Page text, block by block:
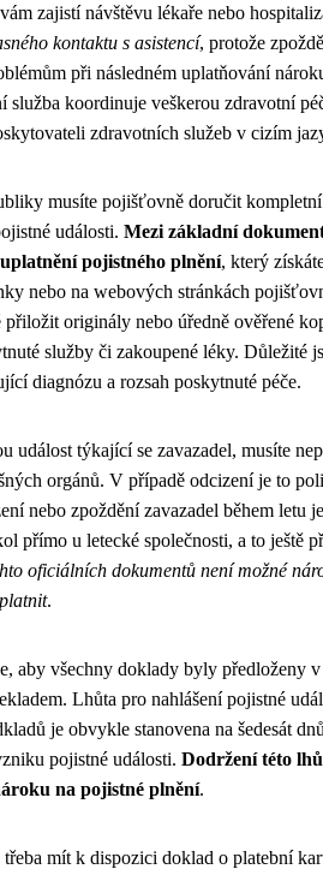
zajistí návštěvu lékaře nebo
kontaktu s asistencí, protože
při následném uplatňování
služba koordinuje veškerou zdravotní
zdravotních služeb v cizím
musíte pojišťovně doručit kompletní
události. Mezi základní
pojistného plnění, který
nebo na webových stránkách
originály nebo úředně ověřené
služby či zakoupené léky. Důležité
diagnózu a rozsah poskytnuté péče.
událost týkající se zavazadel, musíte
orgánů. V případě odcizení je to
nebo zpoždění zavazadel během letu
přímo u letecké společnosti, a to ještě
oficiálních dokumentů není možné
.
aby všechny doklady byly předloženy v
Lhůta pro nahlášení pojistné
je obvykle stanovena na šedesát
pojistné události. Dodržení této
na pojistné plnění.
mít k dispozici doklad o platební